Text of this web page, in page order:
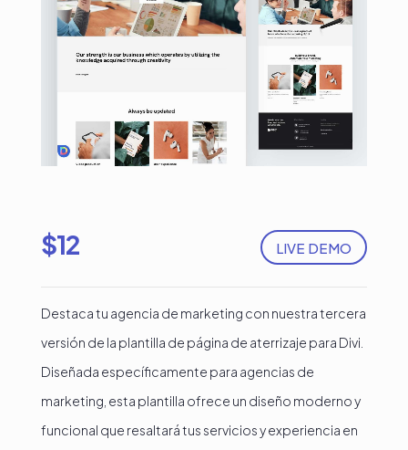
LIVE DEMO
$12
Destaca tu agencia de marketing con nuestra tercera
versión de la plantilla de página de aterrizaje para Divi.
Diseñada específicamente para agencias de
marketing, esta plantilla ofrece un diseño moderno y
funcional que resaltará tus servicios y experiencia en